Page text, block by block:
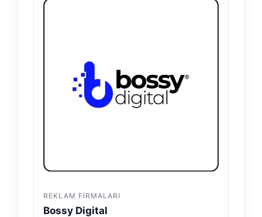
REKLAM FIRMALARI
Bossy Digital